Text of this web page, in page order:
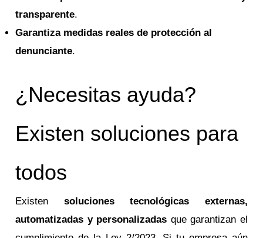
transparente.
Garantiza medidas reales de protección al
denunciante.
¿Necesitas ayuda?
Existen soluciones para
todos
Existen soluciones tecnológicas externas,
automatizadas y personalizadas que garantizan el